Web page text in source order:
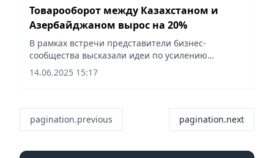
Товарооборот между Казахстаном и
Азербайджаном вырос на 20%
В рамках встречи представители бизнес-
сообщества высказали идеи по усилению
двустороннего сотрудничества, сообщает
Vecher.kz.
14.06.2025 15:17
pagination.previous pagination.next